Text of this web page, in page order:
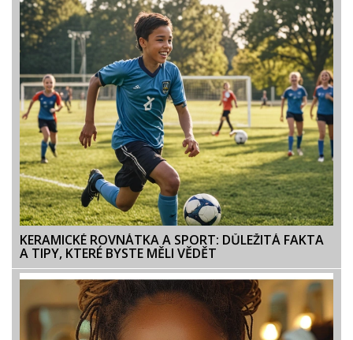
KERAMICKÉ ROVNÁTKA A SPORT: DŮLEŽITÁ FAKTA
A TIPY, KTERÉ BYSTE MĚLI VĚDĚT